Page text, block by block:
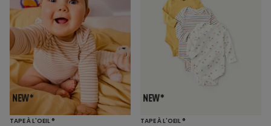
TAPE À L'OEIL ® TAPE À L'OEIL ®